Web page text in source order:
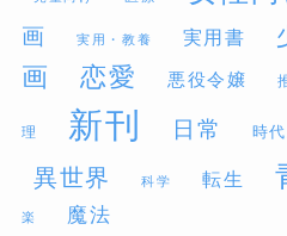
画
実用・教養 実用書
画
恋愛 悪役令嬢
理 新刊 日常 時代
異世界 科学 転生
楽 魔法